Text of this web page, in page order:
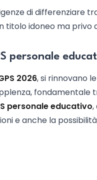
di differenziare
titolo idoneo ma
personale
2026, si rinnovano
fondamentale
personale educativo,
e anche la